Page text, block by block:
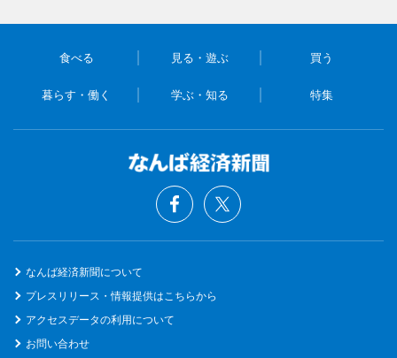
食べる 見る・遊ぶ 買う
暮らす・働く 学ぶ・知る 特集
なんば経済新聞について
プレスリリース・情報提供はこちらから
アクセスデータの利用について
お問い合わせ